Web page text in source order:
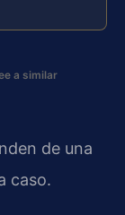
a similar
de una
caso.